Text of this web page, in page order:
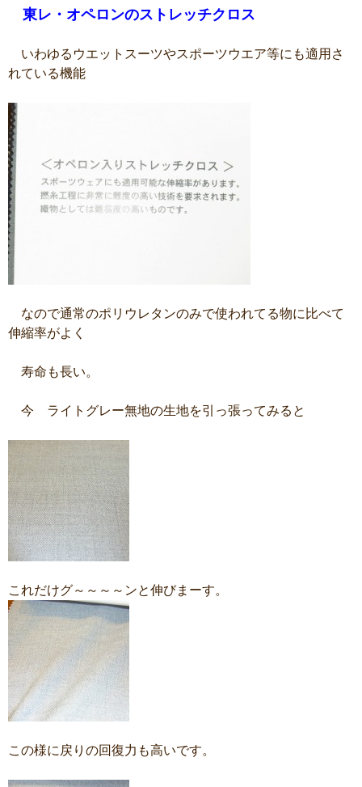
東レ・オペロンのストレッチクロス
いわゆるウエットスーツやスポーツウエア等にも適用さ
れている機能
なので通常のポリウレタンのみで使われてる物に比べて
伸縮率がよく
寿命も長い。
今 ライトグレー無地の生地を引っ張ってみると
これだけグ～～～～ンと伸びまーす。
この様に戻りの回復力も高いです。